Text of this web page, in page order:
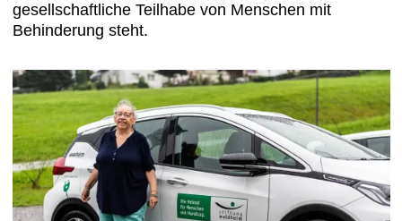
gesellschaftliche Teilhabe von Menschen mit
Behinderung steht.